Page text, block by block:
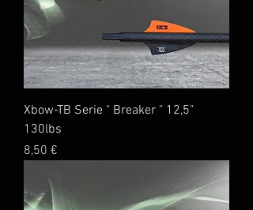
Xbow-TB Serie " Breaker " 12,5"
130lbs
Preis
8,50 €